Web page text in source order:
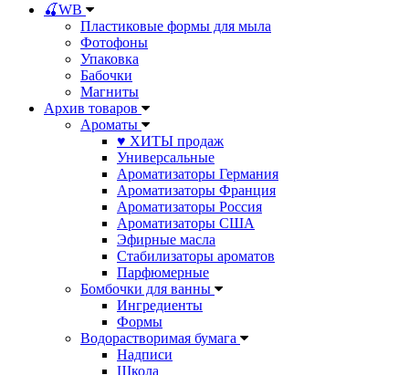
🍒WB
Пластиковые формы для мыла
Фотофоны
Упаковка
Бабочки
Магниты
Архив товаров
Ароматы
♥ ХИТЫ продаж
Универсальные
Ароматизаторы Германия
Ароматизаторы Франция
Ароматизаторы Россия
Ароматизаторы США
Эфирные масла
Стабилизаторы ароматов
Парфюмерные
Бомбочки для ванны
Ингредиенты
Формы
Водорастворимая бумага
Надписи
Школа